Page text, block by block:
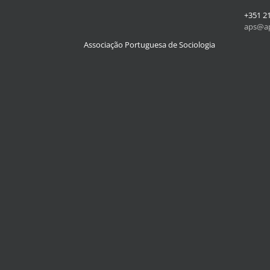
Associação Portuguesa de Sociologia
+351